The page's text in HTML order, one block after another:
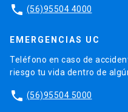
phone (56)95504 4000
EMERGENCIAS UC
Teléfono en caso de
riesgo tu vida dentro de
phone (56)95504 5000